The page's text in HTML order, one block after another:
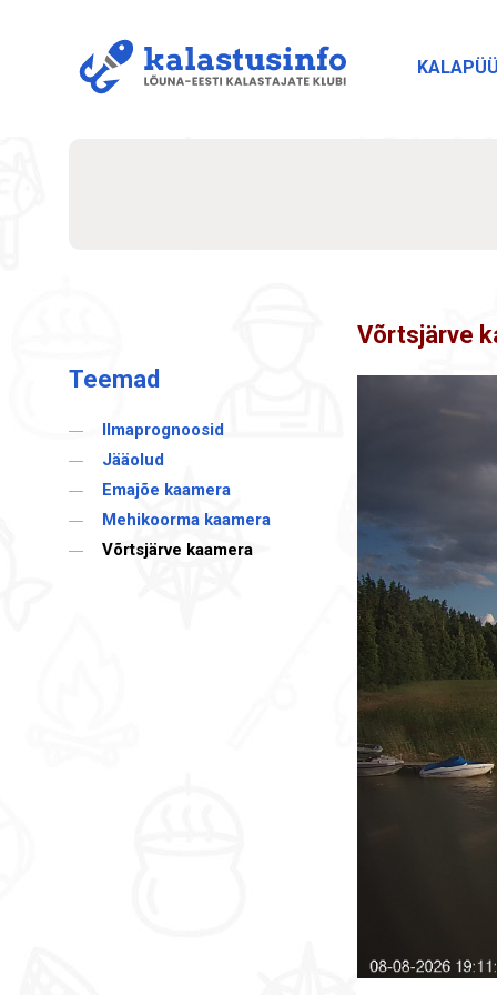
Teemad
Ilmaprognoosid
Jääolud
Emajõe kaamera
Mehikoorma kaamera
Võrtsjärve kaamera
Võrtsjärve